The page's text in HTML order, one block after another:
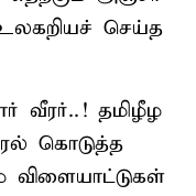
செய்த
வீரர்..! தமிழீழ
கொடுத்த
விளையாட்டுகள்